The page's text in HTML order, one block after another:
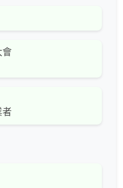
會
者